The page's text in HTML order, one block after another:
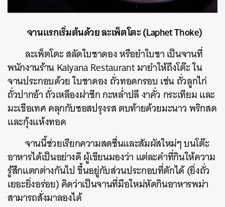
จานแรกเริ่มต้นด้วย ละเพ็ตโตะ (Laphet Thoke)
ละเพ็ตโตะ สลัดใบชาดอง หรือยำใบชา เป็นจานที่
พนักงานร้าน Kalyana Restaurant มายำให้ถึงโต๊ะ ใน
จานประกอบด้วย ใบชาดอง ถั่วทอดกรอบ เช่น ถั่วลูกไก่
ถั่วปากอ้า ถั่วเหลืองฝาซีก กะหล่ำปลี งาคั่ว กระเทียม และ
มะเขือเทศ คลุกกับซอสปรุงรส ตบท้ายด้วยมะนาว พริกสด
และกุ้งแห้งทอด
จานนี้ช่วยเรียกความสดชื่นและสัมผัสใหม่ๆ บนโต๊ะ
อาหารได้เป็นอย่างดี ผู้เขียนมองว่า แต่ละคำที่กินให้ความ
รู้สึกแตกต่างกันไป ขึ้นอยู่กับส่วนประกอบที่ตักได้ (ยิ่งถั่ว
เยอะยิ่งอร่อย) คิดว่าเป็นจานที่มือใหม่หัดกินอาหารพม่า
สามารถสั่งมาลองได้